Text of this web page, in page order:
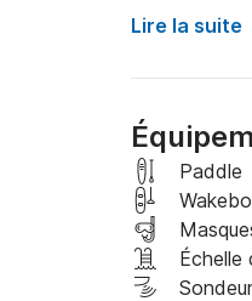
Lire la suite
Paddle
Échelle
Sondeur